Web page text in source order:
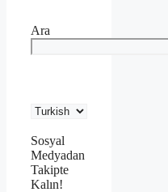
Ara
Sosyal
Medyadan
Takipte
Kalın!